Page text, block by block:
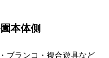
本体側
ブランコ・複合遊具など